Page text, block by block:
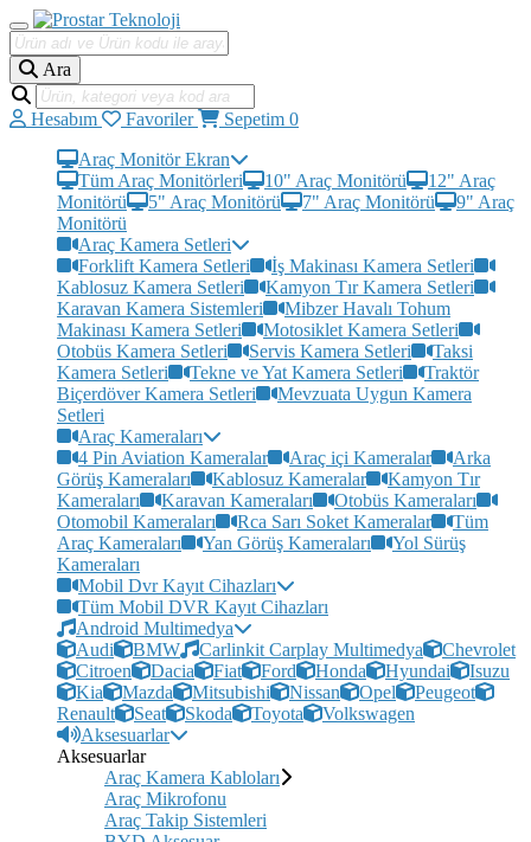
Ara
Hesabım Favoriler Sepetim 0
Araç Monitör Ekran
Tüm Araç Monitörleri
10" Araç Monitörü
12" Araç
Monitörü
5" Araç Monitörü 7" Araç Monitörü
9" Araç
Monitörü
Araç Kamera Setleri
Forklift Kamera Setleri
İş Makinası Kamera Setleri
Kablosuz Kamera Setleri
Kamyon Tır Kamera Setleri
Karavan Kamera Sistemleri
Mibzer Havalı Tohum
Makinası Kamera Setleri
Motosiklet Kamera Setleri
Otobüs Kamera Setleri
Servis Kamera Setleri
Taksi
Kamera Setleri
Tekne ve Yat Kamera Setleri
Traktör
Biçerdöver Kamera Setleri
Mevzuata Uygun Kamera
Setleri
Araç Kameraları
4 Pin Aviation Kameralar
Araç içi Kameralar
Arka
Görüş Kameraları
Kablosuz Kameralar
Kamyon Tır
Kameraları
Karavan Kameraları
Otobüs Kameraları
Otomobil Kameraları
Rca Sarı Soket Kameralar
Tüm
Araç Kameraları
Yan Görüş Kameraları
Yol Sürüş
Kameraları
Mobil Dvr Kayıt Cihazları
Tüm Mobil DVR Kayıt Cihazları
Android Multimedya
Audi
BMW Carlinkit Carplay Multimedya
Chevrolet
Citroen
Dacia Fiat Ford Honda Hyundai
Isuzu
Kia
Mazda Mitsubishi Nissan Opel
Peugeot
Renault
Seat Skoda Toyota
Volkswagen
Aksesuarlar
Aksesuarlar
Araç Kamera Kabloları
Araç Mikrofonu
Araç Takip Sistemleri